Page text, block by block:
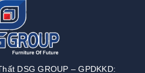
DSG GROUP – GPDKKD: